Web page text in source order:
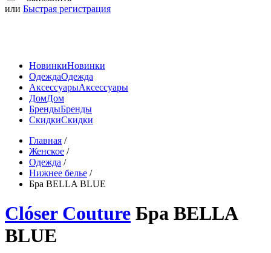
или Быстрая регистрация
НовинкиНовинки
ОдеждаОдежда
АксессуарыАксессуары
ДомДом
БрендыБренды
СкидкиСкидки
Главная /
Женское /
Одежда /
Нижнее белье /
Бра BELLA BLUE
Clóser Couture Бра BELLA
BLUE